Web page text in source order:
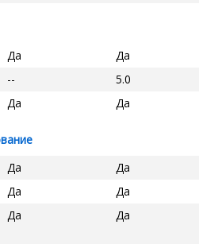
Да
Да
--
5.0
Да Да
Да
Да
Да
Да
Да Да